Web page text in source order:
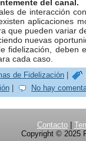
del canal.
de interacción
aplicaciones
que pueden variar
nuevas
fidelización, deben
cada caso.
de Fidelización
No hay
Contacto|
Copyright © 2025